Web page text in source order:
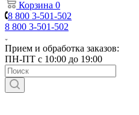
Корзина 0
8 800 3-501-502
8 800 3-501-502
Прием и обработка заказов:
ПН-ПТ с 10:00 до 19:00